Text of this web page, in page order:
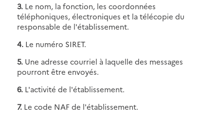
3. Le nom, la fonction, les coordonnées
téléphoniques, électroniques et la télécopie du
responsable de l'établissement.
4. Le numéro SIRET.
5. Une adresse courriel à laquelle des messages
pourront être envoyés.
6. L'activité de l'établissement.
7. Le code NAF de l'établissement.